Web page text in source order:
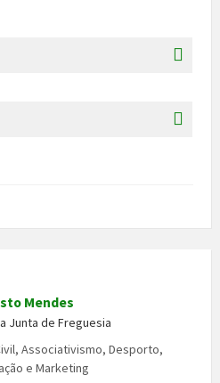
Mendes
Junta de Freguesia
Associativismo, Desporto,
e Marketing